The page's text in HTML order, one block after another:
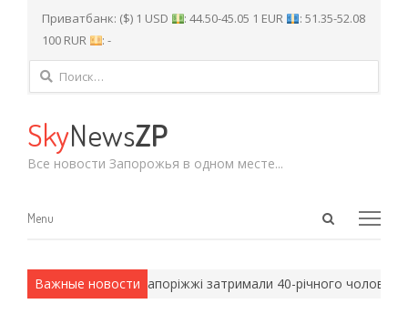
Приватбанк: ($) 1 USD : 44.50-45.05 1 EUR
: 51.35-52.08
100 RUR
: -
Найти:
SkyNewsZP
Все новости Запорожья в одном месте...
Open
Menu
Menu
Важные новости
методы. У Запоріжжі затримали 40-річного чоловіка: